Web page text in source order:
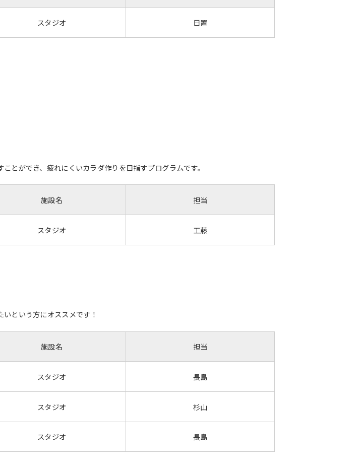
スタジオ 日置
とができ、疲れにくいカラダ作りを目指すプログラムです。
施設名
スタジオ
担当
工藤
という方にオススメです！
施設名
スタジオ
担当
長島
スタジオ 杉山
スタジオ 長島
official website is
to return to